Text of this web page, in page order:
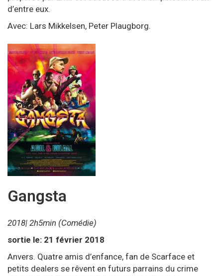
d’entre eux.
Avec: Lars Mikkelsen, Peter Plaugborg.
Gangsta
2018| 2h5min (Comédie)
sortie le: 21 février 2018
Anvers. Quatre amis d’enfance, fan de Scarface et
petits dealers se rêvent en futurs parrains du crime